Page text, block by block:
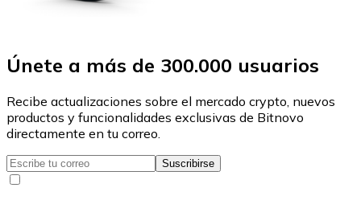
Únete a más de 300.000 usuarios
Recibe actualizaciones sobre el mercado crypto, nuevos
productos y funcionalidades exclusivas de Bitnovo
directamente en tu correo.
Suscribirse